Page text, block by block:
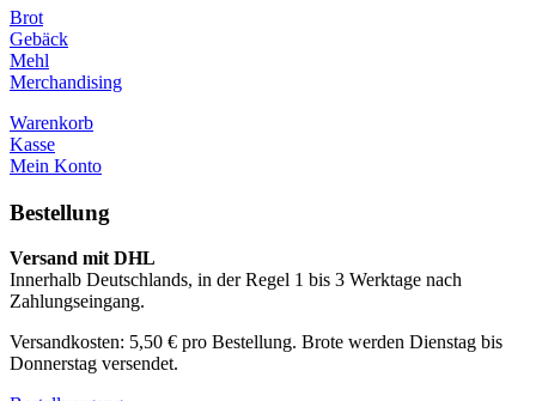
Brot
Gebäck
Mehl
Merchandising
Warenkorb
Kasse
Mein Konto
Bestellung
Versand mit DHL
Innerhalb Deutschlands, in der Regel 1 bis 3 Werktage nach
Zahlungseingang.
Versandkosten: 5,50 € pro Bestellung. Brote werden Dienstag bis
Donnerstag versendet.